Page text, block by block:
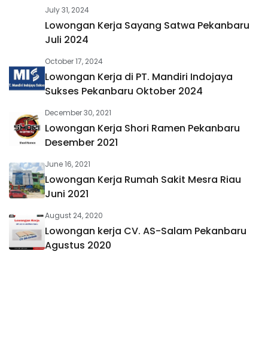
July 31, 2024
Lowongan Kerja Sayang Satwa Pekanbaru
Juli 2024
October 17, 2024
Lowongan Kerja di PT. Mandiri Indojaya
Sukses Pekanbaru Oktober 2024
December 30, 2021
Lowongan Kerja Shori Ramen Pekanbaru
Desember 2021
June 16, 2021
Lowongan Kerja Rumah Sakit Mesra Riau
Juni 2021
August 24, 2020
Lowongan kerja CV. AS-Salam Pekanbaru
Agustus 2020